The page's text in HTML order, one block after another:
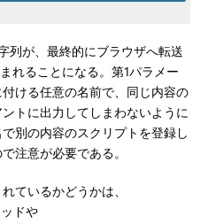
列が、最終的にブラウザへ転送
れることになる。第1パラメー
ける任意の名前で、同じ内容の
トに出力してしまわないように
別の内容のスクリプトを登録し
注意が必要である。
ているかどうかは、
ドや